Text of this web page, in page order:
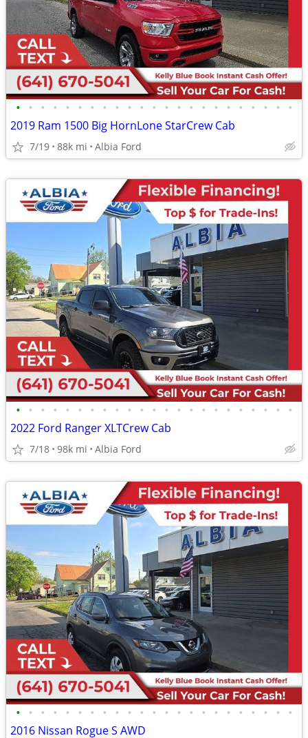
• • • • • • • • • • • • • • • • • • • • • • •
2019 Ram 1500 Big HornLone StarCrew Cab
7/19 88k mi Albia Ford
• • • • • • • • • • • • • • • • • • • • • • •
2022 Ford Ranger XLTCrew Cab
7/18 98k mi Albia Ford
• • • • • • • • • • • • • • • • • • • • • • •
2016 Nissan Rogue S AWD